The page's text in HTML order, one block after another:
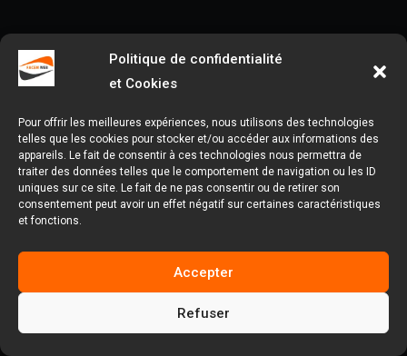
Politique de confidentialité
et Cookies
Pour offrir les meilleures expériences, nous utilisons des technologies
telles que les cookies pour stocker et/ou accéder aux informations des
appareils. Le fait de consentir à ces technologies nous permettra de
traiter des données telles que le comportement de navigation ou les ID
uniques sur ce site. Le fait de ne pas consentir ou de retirer son
consentement peut avoir un effet négatif sur certaines caractéristiques
et fonctions.
Accepter
Refuser